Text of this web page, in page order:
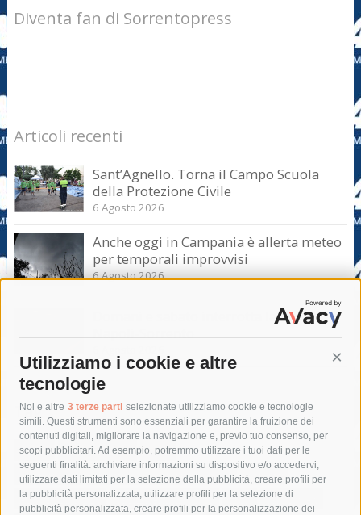
Utilizziamo i cookie e altre
tecnologie
Noi e altre 3 terze parti selezionate utilizziamo cookie e tecnologie
simili. Questi strumenti sono essenziali per garantire la fruizione dei
contenuti digitali, migliorare la navigazione e, previo tuo consenso, per
scopi pubblicitari. Ad esempio, potremmo utilizzare i tuoi dati per le
seguenti finalità: archiviare informazioni su dispositivo e/o accedervi,
utilizzare dati limitati per la selezione della pubblicità, creare profili per
la pubblicità personalizzata, utilizzare profili per la selezione di
pubblicità personalizzata, creare profili per la personalizzazione dei
Diventa fan di Sorrentopress
Articoli recenti
Sant’Agnello. Torna il Campo Scuola
della Protezione Civile
6 Agosto 2026
Anche oggi in Campania è allerta meteo
per temporali improvvisi
6 Agosto 2026
Domani e sabato interrotta la linea Eav
Napoli-Sorrento
Tag
acqua allerta meteo
anas
area marina protetta di punta campanella
arresto
Asl Napoli 3 sud
capitaneria di porto capri
carabinieri